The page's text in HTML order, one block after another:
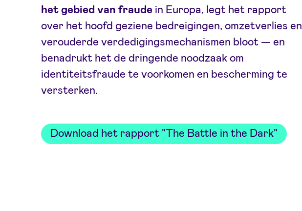
het gebied van fraude in Europa, legt het rapport
over het hoofd geziene bedreigingen, omzetverlies en
verouderde verdedigingsmechanismen bloot — en
benadrukt het de dringende noodzaak om
identiteitsfraude te voorkomen en bescherming te
versterken.
Download het rapport "The Battle in the Dark"